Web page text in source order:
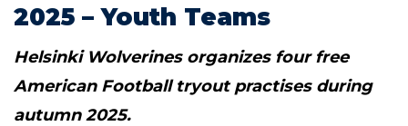
2025 – Youth Teams
Helsinki Wolverines organizes four free
American Football tryout practises during
autumn 2025.